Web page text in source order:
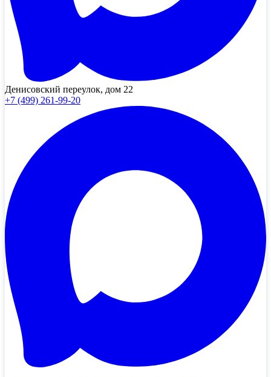
Денисовский переулок, дом 22
+7 (499) 261-99-20